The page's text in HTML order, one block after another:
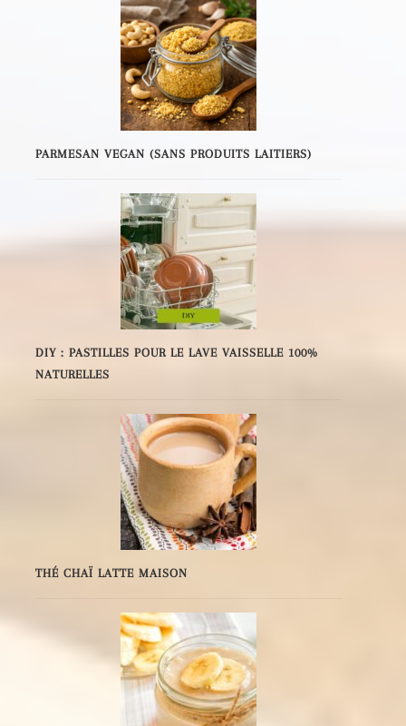
PARMESAN VEGAN (SANS PRODUITS LAITIERS)
DIY : PASTILLES POUR LE LAVE VAISSELLE 100%
NATURELLES
THÉ CHAÏ LATTE MAISON